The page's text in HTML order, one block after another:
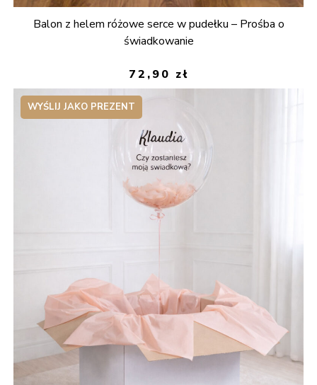
Balon z helem różowe serce w pudełku – Prośba o
świadkowanie
72,90 zł
WYŚLIJ JAKO PREZENT